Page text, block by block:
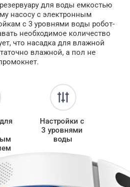
для воды емкостью
насосу с электронным
с 3 уровнями воды робот-
необходимое количество
что насадка для влажной
влажной, а пол не
Настройки с
3 уровнями
воды